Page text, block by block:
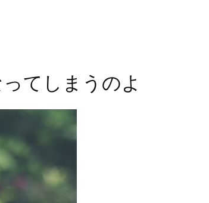
てしまうのよ